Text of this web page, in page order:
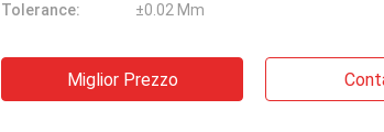
Tolerance:
±0.02 Mm
Miglior Prezzo